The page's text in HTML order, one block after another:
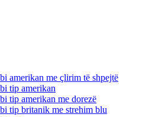
amerikan me çlirim të shpejtë
tip amerikan
tip amerikan me dorezë
tip britanik me strehim blu